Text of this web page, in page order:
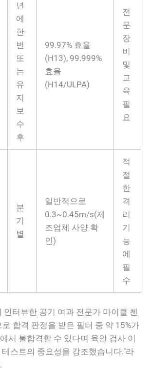
년
에
한
번
또
는
유
지
보
수
후
99.97% 효율
(H13), 99.999%
효율
(H14/ULPA)
전
문
장
비
및
교
육
필
요
분
기
별
일반적으로
0.3~0.45m/s(제
조업체 사양 확
인)
적
절
한
격
리
기
능
에
필
수
인터뷰한 공기 여과 전문가 마이클 첸
합격 판정을 받은 필터 중 약 15%가
서 불합격할 수 있다며 육안 검사 이
스트의 중요성을 강조했습니다."라